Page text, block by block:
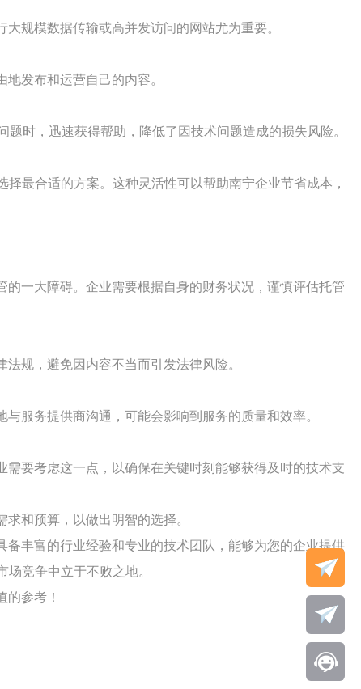
规模数据传输或高并发访问的网站尤为重要。
发布和运营自己的内容。
时，迅速获得帮助，降低了因技术问题造成的损失风险。
最合适的方案。这种灵活性可以帮助南宁企业节省成本，
一大障碍。企业需要根据自身的财务状况，谨慎评估托管
规，避免因内容不当而引发法律风险。
服务提供商沟通，可能会影响到服务的质量和效率。
要考虑这一点，以确保在关键时刻能够获得及时的技术支
和预算，以做出明智的选择。
丰富的行业经验和专业的技术团队，能够为您的企业提供
竞争中立于不败之地。
参考！